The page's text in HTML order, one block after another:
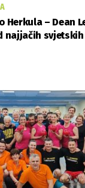
Herkula – Dean
najjačih